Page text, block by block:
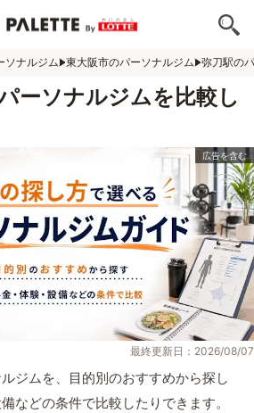
ソナルジム 東大阪市のパーソナルジム 弥刀駅の
ーソナルジムを比較し
最終更新日：2026/08/07
ジムを、目的別のおすすめから探し
などの条件で比較したりできます。